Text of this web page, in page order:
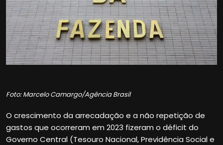
Foto: Marcelo Camargo/Agência Brasil
O crescimento da arrecadação e a não repetição de
gastos que ocorreram em 2023 fizeram o déficit do
Governo Central (Tesouro Nacional, Previdência Social e